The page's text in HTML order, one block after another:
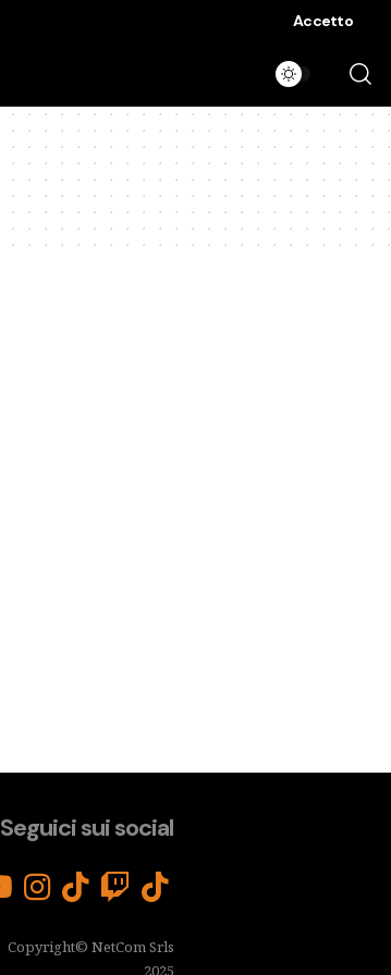
Accetto
Seguici sui social
Copyright© NetCom Srls
2025